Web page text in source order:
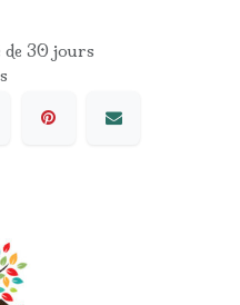
de 30 jours